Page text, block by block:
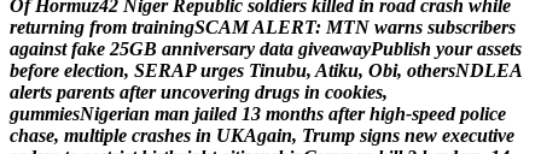
Of Hormuz42 Niger Republic soldiers killed in road crash while
returning from trainingSCAMALERT: MTN warns subscribers
against fake 25GB anniversary data giveawayPublish your assets
before election, SERAP urges Tinubu, Atiku, Obi, othersNDLEA
alerts parents after uncovering drugs in cookies,
gummiesNigerian man jailed 13 months after high-speed police
chase, multiple crashes in UKAgain, Trump signs new executive